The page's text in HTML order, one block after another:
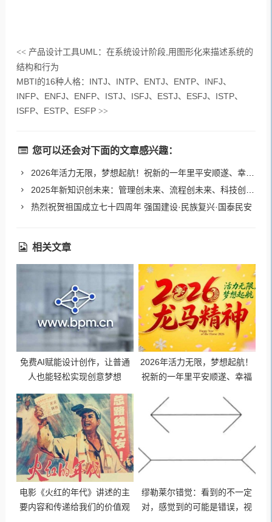
<<产品设计工具UML：在系统设计阶段,用图形化来描述系统的
结构和行为
MBTI的16种人格：INTJ、INTP、ENTJ、ENTP、INFJ、
INFP、ENFJ、ENFP、ISTJ、ISFJ、ESTJ、ESFJ、ISTP、
ISFP、ESTP、ESFP >>
您可以还会对下面的文章感兴趣：
2026年活力无限，梦想起航！祝新的一年里平安顺遂、幸福美满、财源广进、事事如意！
2025年新知识创未来：管理创未来、流程创未来、科技创未来！
热烈祝贺祖国成立七十四周年 强国建设·民族复兴·国泰民安
相关文章
免费AI赋能设计创作，让普通
人也能轻松实现创意梦想
2026年活力无限，梦想起航！
祝新的一年里平安顺遂、幸福
电影《火红的年代》讲述的主
要内容和传递给我们的价值观
缪勒莱尔错觉：看到的不一定
对，感觉到的可能是错误，视